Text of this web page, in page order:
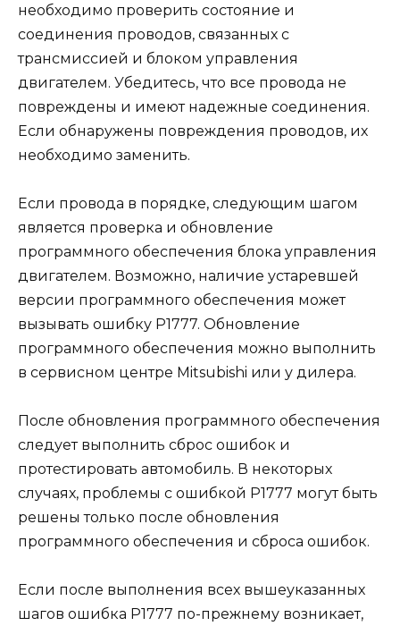
необходимо проверить состояние и
соединения проводов, связанных с
трансмиссией и блоком управления
двигателем. Убедитесь, что все провода не
повреждены и имеют надежные соединения.
Если обнаружены повреждения проводов, их
необходимо заменить.
Если провода в порядке, следующим шагом
является проверка и обновление
программного обеспечения блока управления
двигателем. Возможно, наличие устаревшей
версии программного обеспечения может
вызывать ошибку Р1777. Обновление
программного обеспечения можно выполнить
в сервисном центре Mitsubishi или у дилера.
После обновления программного обеспечения
следует выполнить сброс ошибок и
протестировать автомобиль. В некоторых
случаях, проблемы с ошибкой Р1777 могут быть
решены только после обновления
программного обеспечения и сброса ошибок.
Если после выполнения всех вышеуказанных
шагов ошибка Р1777 по-прежнему возникает,